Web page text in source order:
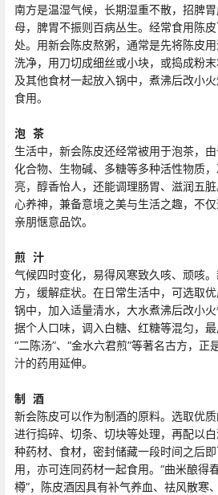
南方是温湿气候，长期湿重不散，招脾
母，脾胃不振则百病丛生。经常食用陈
处。用新会陈皮熬粥，通常是先将陈皮
洗净，用刀切成细丝或小块，或捣成粉
及其他食材一起放入锅中，煮沸后改小
食用。
泡 茶
生活中，新会陈皮还经常被用于泡茶，
化合物、生物碱、多糖等多种活性物质
亮，醇香怡人，还能调理肠胃、滋润五
心养神，兼备意境之美与生活之趣，不
亲朋惬意品饮。
煎 汁
气候四时变化，易得风寒致久咳、顽咳
方，缓解症状。在日常生活中，可选取
锅中，加入适量清水，大水煮沸后改小
据个人口味，调入白糖、红糖等混匀，最
“二陈汤”、“金水六君煎”等著名古方，
汁的药用延伸。
制 酒
新会陈皮可以作为制酒的原料。选取优质
进行捣碎、切条、切块等处理，再配以
种药材、食材，密封储藏一段时间之后
用，亦可连同药材一起食用。“曲米酿得
樽”，陈皮酒因具有补气养血、祛风散寒